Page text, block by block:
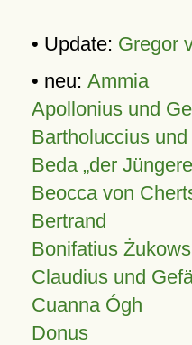
• Update: Gregor
• neu: Ammia
Apollonius und
Bartholuccius
Beda „der
Beocca von
Bertrand
Bonifatius
Claudius und
Cuanna Ógh
Donus